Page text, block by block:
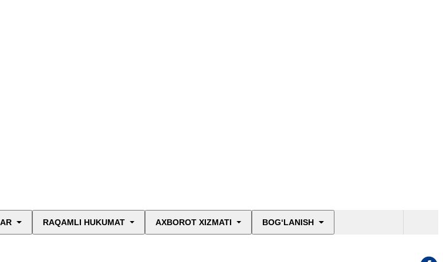
RAQAMLI HUKUMAT AXBOROT XIZMATI BOG‘LANISH